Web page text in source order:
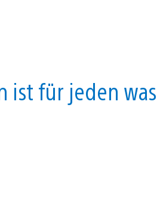
ist für jeden was